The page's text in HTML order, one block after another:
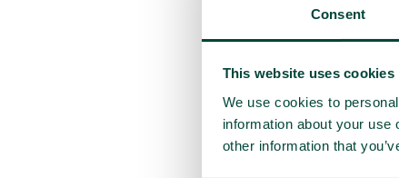
Consent
This website uses cookies
We use cookies to
information about your
other information that
laitteistoon ja kiinteään
käytännössä rajaton.
tarpeeksi. Nykyaikaisen
nopeasti, jos yrityksesi
laitteistokustannuksilta.